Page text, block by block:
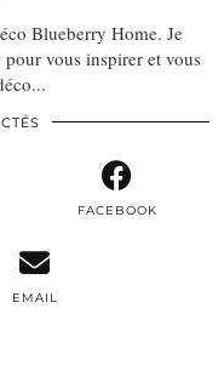
Blueberry Home. Je
vous inspirer et vous
FACEBOOK
EMAIL